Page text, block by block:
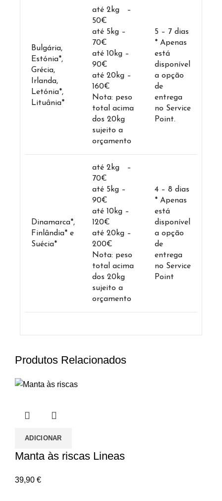
Bulgária,
Estónia*,
Grécia,
Irlanda,
Letónia*,
Lituânia*
até 2kg –
50€
até 5kg –
70€
até 10kg –
90€
até 20kg –
160€
Nota: peso
total acima
dos 20kg
sujeito a
orçamento
5 – 7 dias
* Apenas
está
disponível
a opção
de
entrega
no Service
Point.
Dinamarca*,
Finlândia* e
Suécia*
até 2kg –
70€
até 5kg –
90€
até 10kg –
120€
até 20kg –
200€
Nota: peso
total acima
dos 20kg
sujeito a
orçamento
4 – 8 dias
* Apenas
está
disponível
a opção
de
entrega
no Service
Point
Produtos Relacionados
ADICIONAR
Manta às riscas Lineas
39,90 €